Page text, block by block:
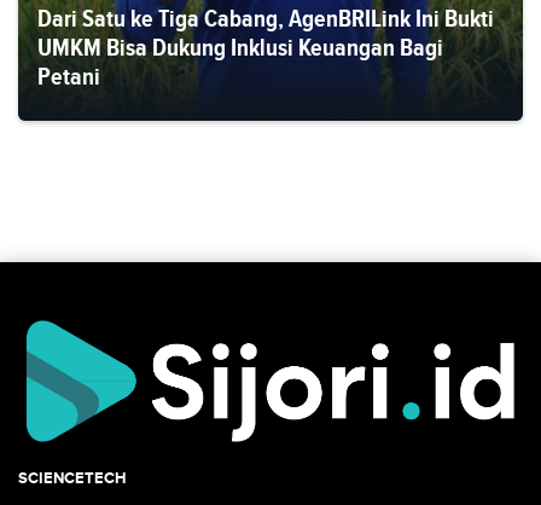
Dari Satu ke Tiga Cabang, AgenBRILink Ini Bukti
UMKM Bisa Dukung Inklusi Keuangan Bagi
Petani
SCIENCETECH